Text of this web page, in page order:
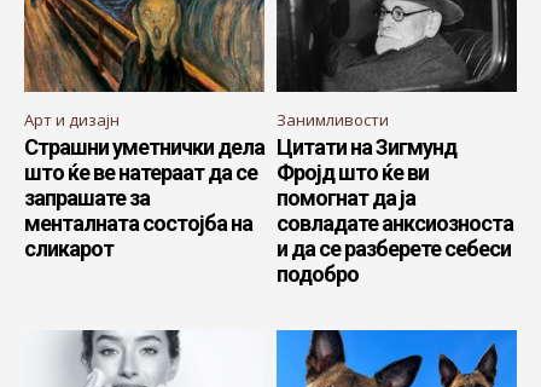
Арт и дизајн
Страшни уметнички дела
што ќе ве натераат да се
запрашате за
менталната состојба на
сликарот
Занимливости
Цитати на Зигмунд
Фројд што ќе ви
помогнат да ја
совладате анксиозноста
и да се разберете себеси
подобро